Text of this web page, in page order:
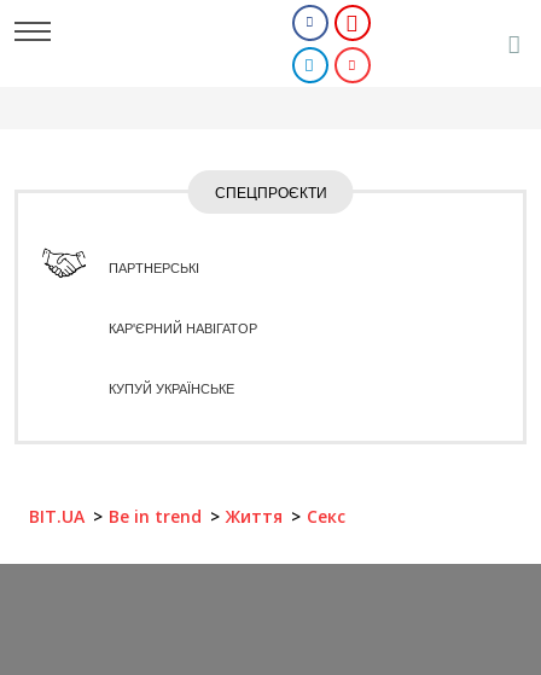
СПЕЦПРОЄКТИ
ПАРТНЕРСЬКІ
КАР'ЄРНИЙ НАВІГАТОР
КУПУЙ УКРАЇНСЬКЕ
BIT.UA Be in trend Життя Секс